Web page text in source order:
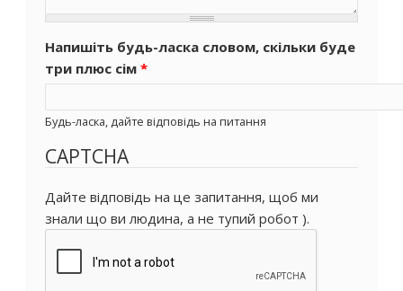
Напишіть будь-ласка словом, скільки буде
три плюс сім *
Будь-ласка, дайте відповідь на питання
CAPTCHA
Дайте відповідь на це запитання, щоб ми
знали що ви людина, а не тупий робот ).